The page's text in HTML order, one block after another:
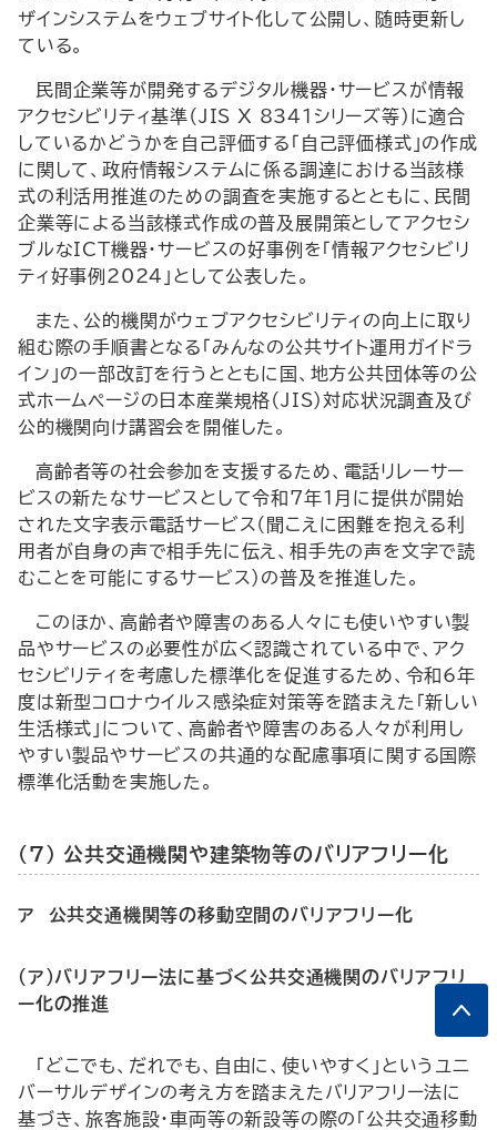
ザインシステムをウェブサイト化して公開し、随時更新し
ている。
民間企業等が開発するデジタル機器・サービスが情報
アクセシビリティ基準（JIS X
8341シリーズ等）に適合
しているかどうかを自己評価する「自己評価様式」の作成
に関して、政府情報システムに係る調達における当該様
式の利活用推進のための調査を実施するとともに、民間
企業等による当該様式作成の普及展開策としてアクセシ
ブルなICT機器・サービスの好事例を「情報アクセシビリ
ティ好事例2024」として公表した。
また、公的機関がウェブアクセシビリティの向上に取り
組む際の手順書となる「みんなの公共サイト運用ガイドラ
イン」の一部改訂を行うとともに国、地方公共団体等の公
式ホームページの日本産業規格（JIS）対応状況調査及び
公的機関向け講習会を開催した。
高齢者等の社会参加を支援するため、電話リレーサー
ビスの新たなサービスとして令和7年1月に提供が開始
された文字表示電話サービス（聞こえに困難を抱える利
用者が自身の声で相手先に伝え、相手先の声を文字で読
むことを可能にするサービス）の普及を推進した。
このほか、高齢者や障害のある人々にも使いやすい製
品やサービスの必要性が広く認識されている中で、アク
セシビリティを考慮した標準化を促進するため、令和6年
度は新型コロナウイルス感染症対策等を踏まえた「新しい
生活様式」について、高齢者や障害のある人々が利用し
やすい製品やサービスの共通的な配慮事項に関する国際
標準化活動を実施した。
（7） 公共交通機関や建築物等のバリアフリー化
ア 公共交通機関等の移動空間のバリアフリー化
（ア）バリアフリー法に基づく公共交通機関のバリアフリ
ー化の推進
「どこでも、だれでも、自由に、使いやすく」というユニ
バーサルデザインの考え方を踏まえたバリアフリー法に
基づき、旅客施設・車両等の新設等の際の「公共交通移動